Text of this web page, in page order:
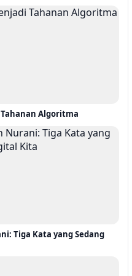
Algoritma
Tiga Kata yang Sedang